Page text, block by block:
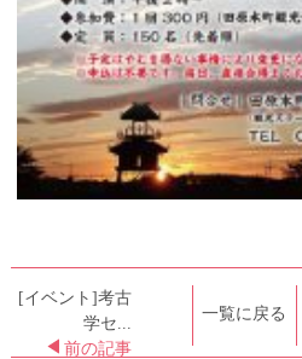
[イベント]考古
学セ...
前の記事
一覧に戻る